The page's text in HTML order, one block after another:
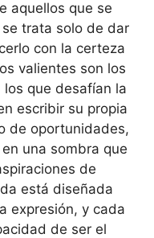
aquellos que se
trata solo de dar
con la certeza
valientes son los
que desafían la
escribir su propia
de oportunidades,
una sombra que
de
está diseñada
expresión, y cada
de ser el